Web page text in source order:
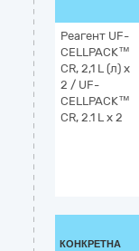
Реагент UF-
CELLPACK™
CR, 2,1 L (л) x
2 / UF-
CELLPACK™
CR, 2.1 L x 2
КОНКРЕТНА